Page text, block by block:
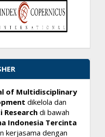
of Multidisciplinary
dikelola dan
Research di bawah
Indonesia Tercinta
kerjasama dengan